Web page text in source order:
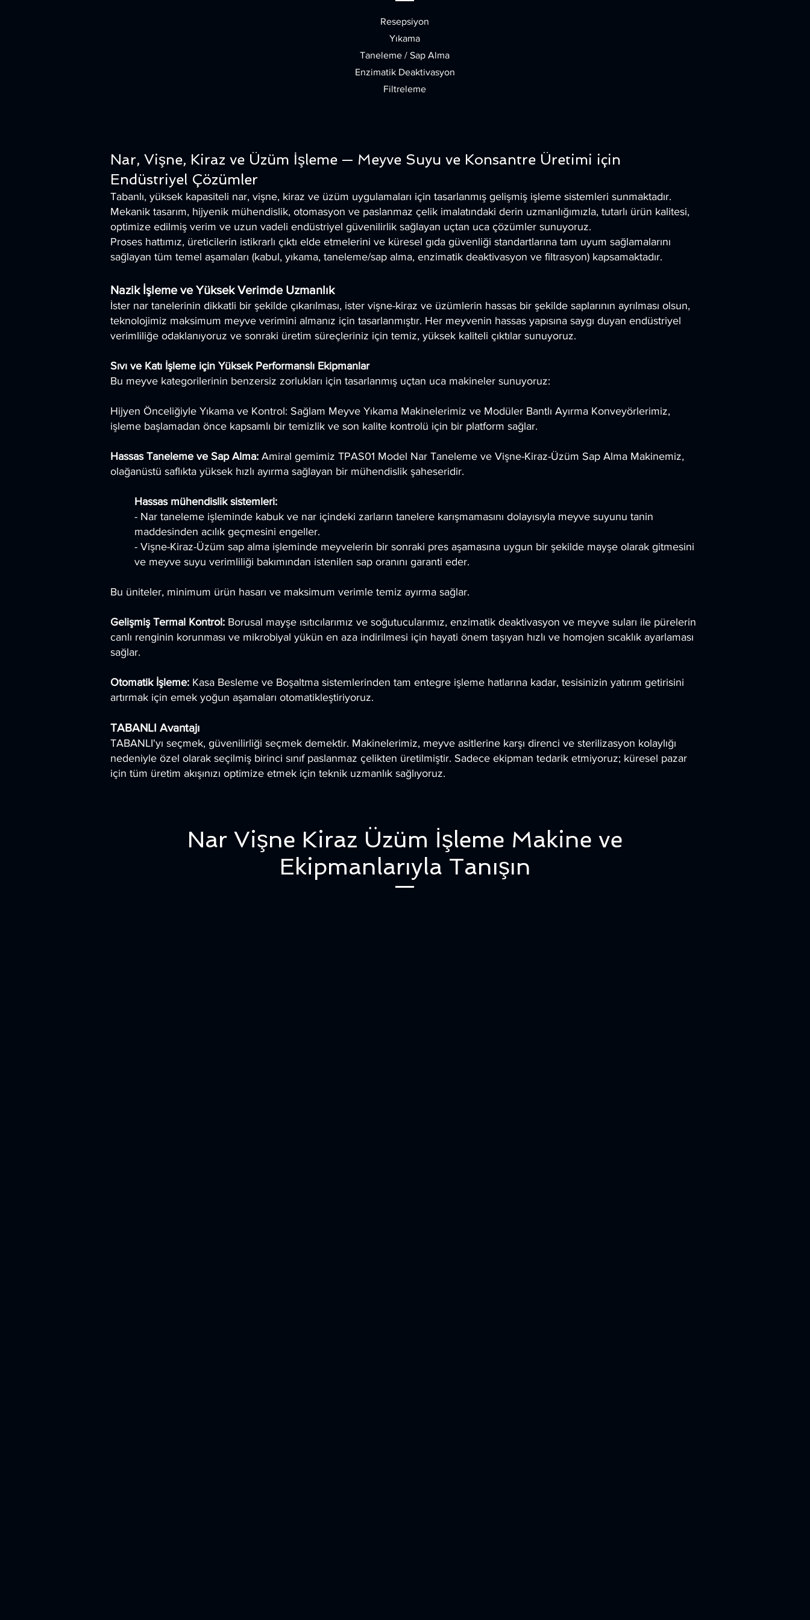
Resepsiyon
Yıkama
Taneleme / Sap Alma
Enzimatik Deaktivasyon
Filtreleme
Nar, Vişne, Kiraz ve Üzüm İşleme — Meyve Suyu ve Konsantre Üretimi için
Endüstriyel Çözümler
Tabanlı, yüksek kapasiteli nar, vişne, kiraz ve üzüm uygulamaları için tasarlanmış gelişmiş işleme sistemleri sunmaktadır.
Mekanik tasarım, hijyenik mühendislik, otomasyon ve paslanmaz çelik imalatındaki derin uzmanlığımızla, tutarlı ürün kalitesi,
optimize edilmiş verim ve uzun vadeli endüstriyel güvenilirlik sağlayan uçtan uca çözümler sunuyoruz.
Proses hattımız, üreticilerin istikrarlı çıktı elde etmelerini ve küresel gıda güvenliği standartlarına tam uyum sağlamalarını
sağlayan tüm temel aşamaları (kabul, yıkama, taneleme/sap alma, enzimatik deaktivasyon ve filtrasyon) kapsamaktadır.
Nazik İşleme ve Yüksek Verimde Uzmanlık
İster nar tanelerinin dikkatli bir şekilde çıkarılması, ister vişne-kiraz ve üzümlerin hassas bir şekilde saplarının ayrılması olsun,
teknolojimiz maksimum meyve verimini almanız için tasarlanmıştır. Her meyvenin hassas yapısına saygı duyan endüstriyel
verimliliğe odaklanıyoruz ve sonraki üretim süreçleriniz için temiz, yüksek kaliteli çıktılar sunuyoruz.
Sıvı ve Katı İşleme için Yüksek Performanslı Ekipmanlar
Bu meyve kategorilerinin benzersiz zorlukları için tasarlanmış uçtan uca makineler sunuyoruz:
Hijyen Önceliğiyle Yıkama ve Kontrol: Sağlam Meyve Yıkama Makinelerimiz ve Modüler Bantlı Ayırma Konveyörlerimiz,
işleme başlamadan önce kapsamlı bir temizlik ve son kalite kontrolü için bir platform sağlar.
Hassas Taneleme ve Sap Alma: Amiral gemimiz TPAS01 Model Nar Taneleme ve Vişne-Kiraz-Üzüm Sap Alma Makinemiz,
olağanüstü saflıkta yüksek hızlı ayırma sağlayan bir mühendislik şaheseridir.
Hassas mühendislik sistemleri:
- Nar taneleme işleminde kabuk ve nar içindeki zarların tanelere karışmamasını dolayısıyla meyve suyunu tanin
maddesinden acılık geçmesini engeller.
- Vişne-Kiraz-Üzüm sap alma işleminde meyvelerin bir sonraki pres aşamasına uygun bir şekilde mayşe olarak gitmesini
ve meyve suyu verimliliği bakımından istenilen sap oranını garanti eder.
Bu üniteler, minimum ürün hasarı ve maksimum verimle temiz ayırma sağlar.
Gelişmiş Termal Kontrol: Borusal mayşe ısıtıcılarımız ve soğutucularımız, enzimatik deaktivasyon ve meyve suları ile pürelerin
canlı renginin korunması ve mikrobiyal yükün en aza indirilmesi için hayati önem taşıyan hızlı ve homojen sıcaklık ayarlaması
sağlar.
Otomatik İşleme: Kasa Besleme ve Boşaltma sistemlerinden tam entegre işleme hatlarına kadar, tesisinizin yatırım getirisini
artırmak için emek yoğun aşamaları otomatikleştiriyoruz.
TABANLI Avantajı
TABANLI'yı seçmek, güvenilirliği seçmek demektir. Makinelerimiz, meyve asitlerine karşı direnci ve sterilizasyon kolaylığı
nedeniyle özel olarak seçilmiş birinci sınıf paslanmaz çelikten üretilmiştir. Sadece ekipman tedarik etmiyoruz; küresel pazar
için tüm üretim akışınızı optimize etmek için teknik uzmanlık sağlıyoruz.
Nar Vişne Kiraz Üzüm İşleme Makine ve
Ekipmanlarıyla Tanışın